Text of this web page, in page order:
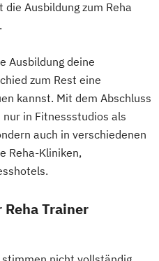
auf die
Ausbildung zum Reha
Ausbildung deine
zum Rest eine
kannst. Mit dem Abschluss
in Fitnessstudios als
auch in verschiedenen
Reha-Kliniken,
Trainer